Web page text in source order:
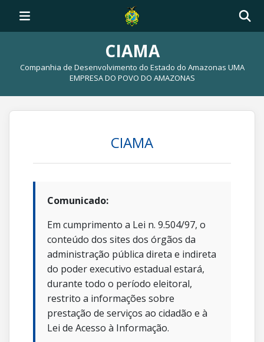
CIAMA
Companhia de Desenvolvimento do Estado do Amazonas UMA
EMPRESA DO POVO DO AMAZONAS
CIAMA
Comunicado:
Em cumprimento a Lei n. 9.504/97, o
conteúdo dos sites dos órgãos da
administração pública direta e indireta
do poder executivo estadual estará,
durante todo o período eleitoral,
restrito a informações sobre
prestação de serviços ao cidadão e à
Lei de Acesso à Informação.